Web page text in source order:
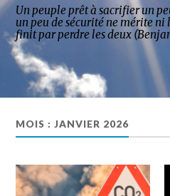
Un peuple prêt à sacrifier un
un peu de sécurité ne mérite
finit par perdre les deux
MOIS :JANVIER 2026